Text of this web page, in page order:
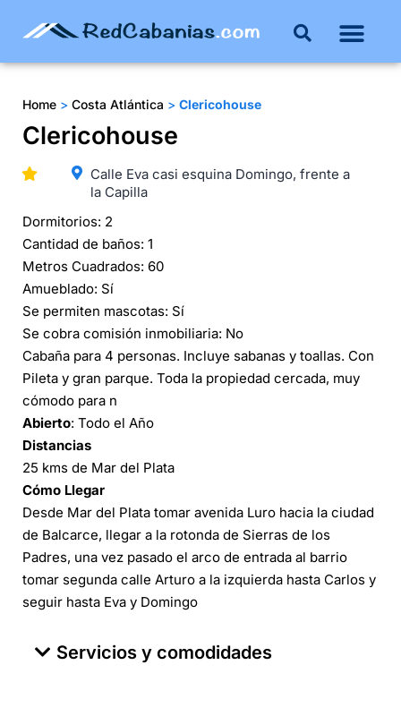
Home > Costa Atlántica > Clericohouse
Clericohouse
Calle Eva casi esquina Domingo, frente a
la Capilla
Dormitorios: 2
Cantidad de baños: 1
Metros Cuadrados: 60
Amueblado: Sí
Se permiten mascotas: Sí
Se cobra comisión inmobiliaria: No
Cabaña para 4 personas. Incluye sabanas y toallas. Con
Pileta y gran parque. Toda la propiedad cercada, muy
cómodo para n
Abierto: Todo el Año
Distancias
25 kms de Mar del Plata
Cómo Llegar
Desde Mar del Plata tomar avenida Luro hacia la ciudad
de Balcarce, llegar a la rotonda de Sierras de los
Padres, una vez pasado el arco de entrada al barrio
tomar segunda calle Arturo a la izquierda hasta Carlos y
seguir hasta Eva y Domingo
Servicios y comodidades